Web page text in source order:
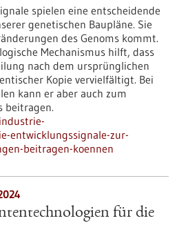
spielen eine entscheidende
genetischen Baupläne. Sie
des Genoms kommt.
Mechanismus hilft, dass
nach dem ursprünglichen
Kopie vervielfältigt. Bei
kann er aber auch zum
beitragen.
entwicklungssignale-zur-
beitragen-koennen
für die